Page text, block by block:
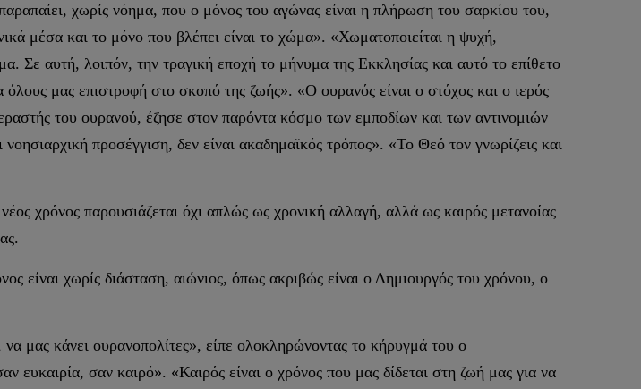
χωρίς νόημα, που ο μόνος του αγώνας είναι η πλήρωση του σαρκίου του,
μέσα και το μόνο που βλέπει είναι το χώμα». «Χωματοποιείται η ψυχή,
Σε αυτή, λοιπόν, την τραγική εποχή το μήνυμα της Εκκλησίας και αυτό το επίθετο
μας επιστροφή στο σκοπό της ζωής». «Ο ουρανός είναι ο στόχος και ο ιερός
του ουρανού, έζησε στον παρόντα κόσμο των εμποδίων και των αντινομιών
προσέγγιση, δεν είναι ακαδημαϊκός τρόπος». «Το Θεό τον γνωρίζεις και
χρόνος παρουσιάζεται όχι απλώς ως χρονική αλλαγή, αλλά ως καιρός μετανοίας
είναι χωρίς διάσταση, αιώνιος, όπως ακριβώς είναι ο Δημιουργός του χρόνου, ο
μας κάνει ουρανοπολίτες», είπε ολοκληρώνοντας το κήρυγμά του ο
σαν καιρό». «Καιρός είναι ο χρόνος που μας δίδεται στη ζωή μας για να